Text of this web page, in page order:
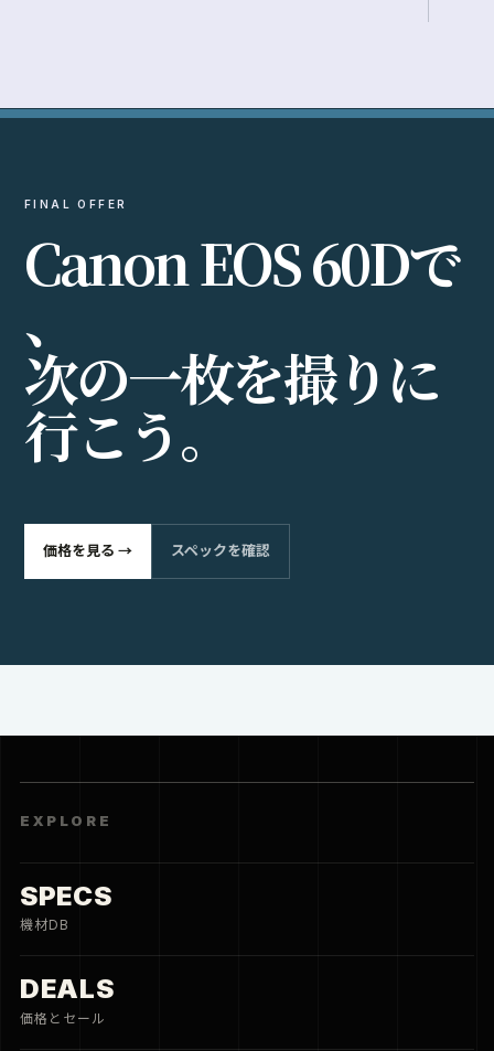
FINAL OFFER
CanonEOS60Dで
、
次の一枚を撮りに
行こう。
価格を見る → スペックを確認
EXPLORE
SPECS
機材DB
DEALS
価格とセール